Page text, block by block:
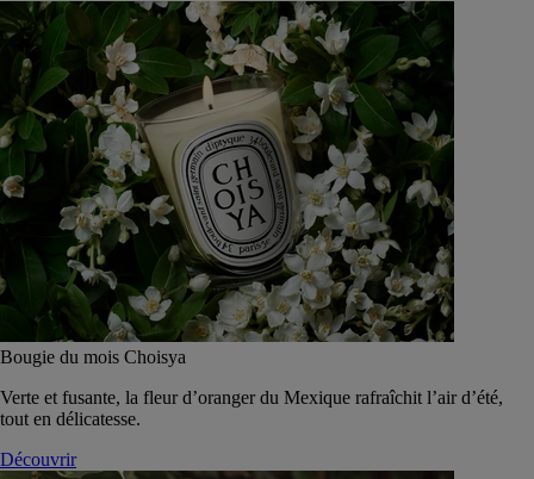
Bougie du mois Choisya
Verte et fusante, la fleur d’oranger du Mexique rafraîchit l’air d’été,
tout en délicatesse.
Découvrir